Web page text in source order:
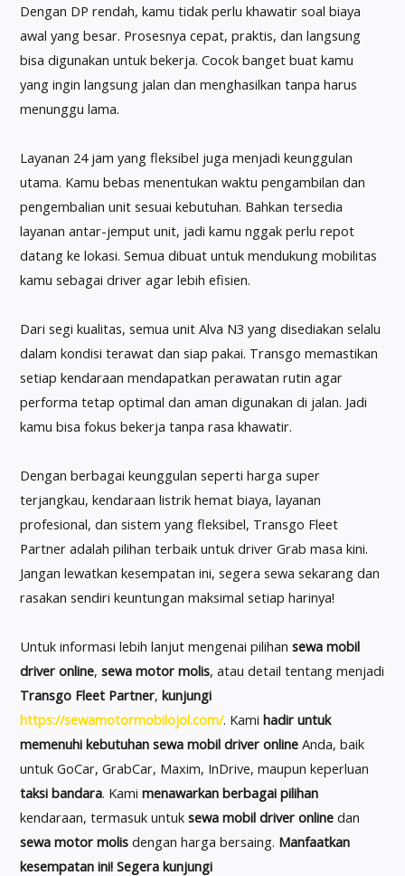
Dengan DP rendah, kamu tidak perlu khawatir soal biaya
awal yang besar. Prosesnya cepat, praktis, dan langsung
bisa digunakan untuk bekerja. Cocok banget buat kamu
yang ingin langsung jalan dan menghasilkan tanpa harus
menunggu lama.
Layanan 24 jam yang fleksibel juga menjadi keunggulan
utama. Kamu bebas menentukan waktu pengambilan dan
pengembalian unit sesuai kebutuhan. Bahkan tersedia
layanan antar-jemput unit, jadi kamu nggak perlu repot
datang ke lokasi. Semua dibuat untuk mendukung mobilitas
kamu sebagai driver agar lebih efisien.
Dari segi kualitas, semua unit Alva N3 yang disediakan selalu
dalam kondisi terawat dan siap pakai. Transgo memastikan
setiap kendaraan mendapatkan perawatan rutin agar
performa tetap optimal dan aman digunakan di jalan. Jadi
kamu bisa fokus bekerja tanpa rasa khawatir.
Dengan berbagai keunggulan seperti harga super
terjangkau, kendaraan listrik hemat biaya, layanan
profesional, dan sistem yang fleksibel, Transgo Fleet
Partner adalah pilihan terbaik untuk driver Grab masa kini.
Jangan lewatkan kesempatan ini, segera sewa sekarang dan
rasakan sendiri keuntungan maksimal setiap harinya!
Untuk informasi lebih lanjut mengenai pilihan sewa mobil
driver online, sewa motor molis, atau detail tentang menjadi
Transgo Fleet Partner, kunjungi
https://sewamotormobilojol.com/. Kami hadir untuk
memenuhi kebutuhan sewa mobil driver onlineAnda, baik
untuk GoCar, GrabCar, Maxim, InDrive, maupun keperluan
taksi bandara. Kami menawarkan berbagai pilihan
kendaraan, termasuk untuk sewa mobil driver onlinedan
sewa motor molisdengan harga bersaing. Manfaatkan
kesempatan ini! Segera kunjungi